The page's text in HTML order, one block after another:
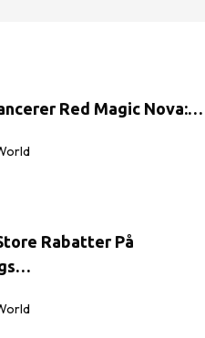
Red Magic Nova:…
Rabatter På